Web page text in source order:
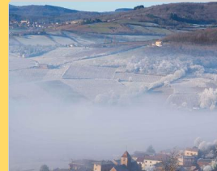
Saône - Rhône - Jura.